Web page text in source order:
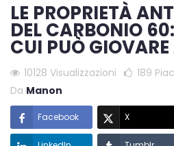
LE PROPRIETÀ
DEL CARBONIO
CUI PUÒ
10128 Visualizzazioni 189
Da Manon
Facebook X